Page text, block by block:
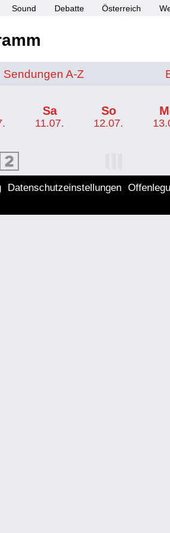
Sound Debatte Österreich
Sendungen von A bis Z
Sendungen A-Z
Sa
11.07.
So
12.07.
Datenschutzeinstellungen